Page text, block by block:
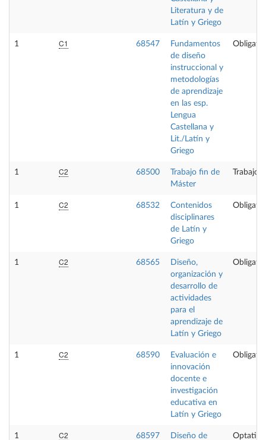
Literatura y de
Latín y Griego
1 C1 68547
Fundamentos
de diseño
instruccional y
metodologías
de aprendizaje
en las esp.
Lengua
Castellana y
Lit./Latín y
Griego
1 C2 68500
Trabajo fin de
Máster
Trabajo
1 C2 68532
Contenidos
disciplinares
de Latín y
Griego
1 C2 68565
Diseño,
organización y
desarrollo de
actividades
para el
aprendizaje de
Latín y Griego
1 C2 68590
Evaluación e
innovación
docente e
investigación
educativa en
Latín y Griego
1 C2 68597
Diseño de
Optativa